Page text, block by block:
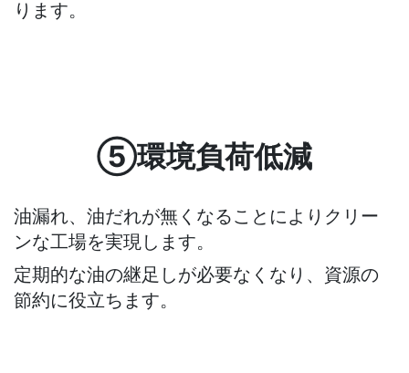
ります。
⑤環境負荷低減
油漏れ、油だれが無くなることによりクリー
ンな工場を実現します。
定期的な油の継足しが必要なくなり、資源の
節約に役立ちます。